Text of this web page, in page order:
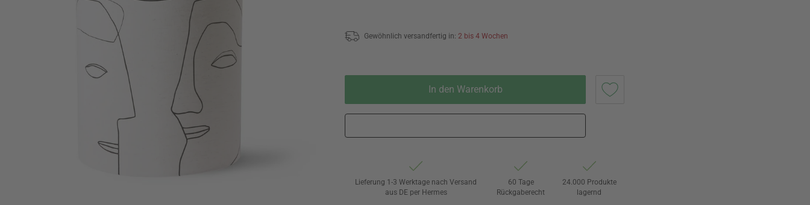
Gewöhnlich versandfertig in: 2 bis 4 Wochen
In den Warenkorb
Lieferung 1-3 Werktage nach Versand
aus DE per Hermes
60 Tage
Rückgaberecht
24.000 Produkte
lagernd